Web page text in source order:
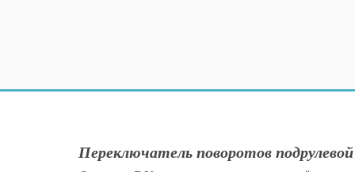
Переключатель поворотов подрулевой